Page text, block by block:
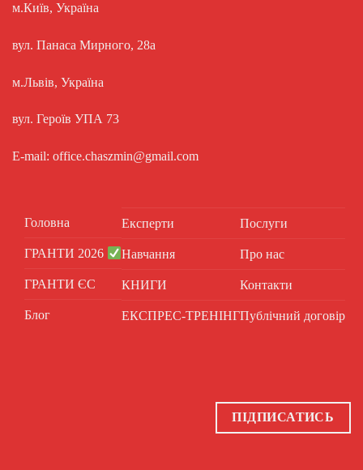
м.Київ, Україна
вул. Панаса Мирного, 28а
м.Львів, Україна
вул. Героїв УПА 73
E-mail: office.chaszmin@gmail.com
Головна
ГРАНТИ 2026
ГРАНТИ ЄС
Блог
Експерти
Навчання
КНИГИ
ЕКСПРЕС-ТРЕНІНГ
Послуги
Про нас
Контакти
Публічний договір
ПІДПИСАТИСЬ